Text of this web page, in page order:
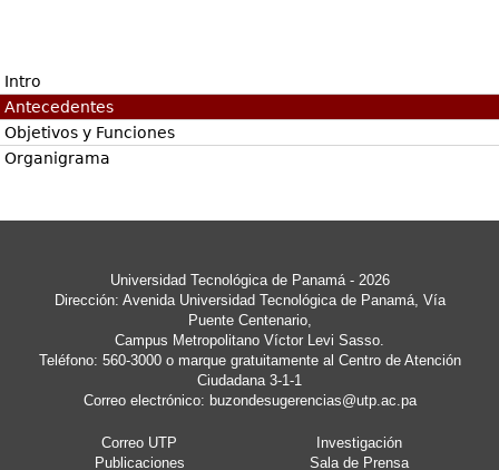
Intro
Antecedentes
Objetivos y Funciones
Organigrama
Universidad Tecnológica de Panamá - 2026
Dirección: Avenida Universidad Tecnológica de Panamá, Vía
Puente Centenario,
Campus Metropolitano Víctor Levi Sasso.
Teléfono: 560-3000 o marque gratuitamente al Centro de Atención
Ciudadana 3-1-1
Correo electrónico: buzondesugerencias@utp.ac.pa
Correo UTP
Investigación
Publicaciones
Sala de Prensa